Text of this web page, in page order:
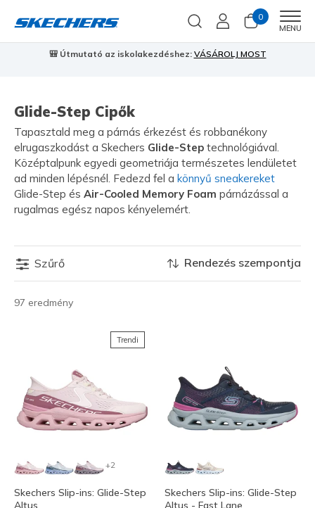
0
MENU
🎒 Útmutató az iskolakezdéshez: VÁSÁROLJ MOST
Glide-Step Cipők
Tapasztald meg a párnás érkezést és robbanékony
elrugaszkodást a Skechers Glide-Step technológiával.
Középtalpunk egyedi geometriája természetes lendületet
ad minden lépésnél. Fedezd fel a könnyű sneakereket
Glide-Step és Air-Cooled Memory Foam párnázással a
rugalmas egész napos kényelemért.
Szűrő
97 eredmény
Rendezés szempontja
Trendi
+2
Skechers Slip-ins: Glide-Step
Altus
Skechers Slip-ins: Glide-Step
Altus - Fast Lane